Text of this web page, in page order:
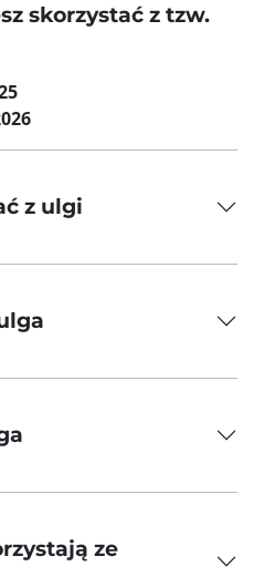
skorzystać z tzw.
z ulgi
ze